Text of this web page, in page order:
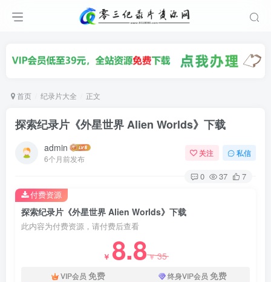
首页 纪录片大全 正文
探索纪录片《外星世界 Alien Worlds》下载
admin
6个月前发布
关注 私信
0 37 7
探索纪录片《外星世界 Alien Worlds》下载
此内容为付费资源，请付费后查看
￥ 8.8￥35
VIP会员 免费 终身VIP会员 免费
付费资源